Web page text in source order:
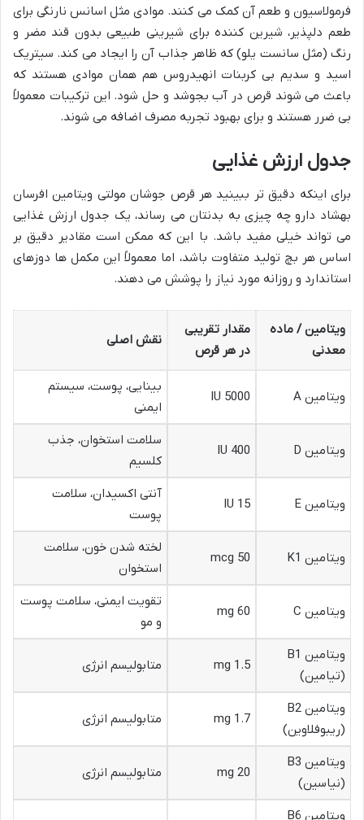
فرمولاسیون و طعم آن کمک می کنند. موادی مثل اسانس نارنگی برای
طعم دلپذیر، شیرین کننده برای شیرینی طبیعی بدون قند مضر و
رنگ (مثل سانست یلو) که ظاهر جذاب آن را ایجاد می کند. سیتریک
اسید و سدیم بی کربنات انهیدروس هم همان موادی هستند که
باعث می شوند قرص در آب بجوشد و حل شود. این ترکیبات معمولاً
بی ضرر هستند و برای بهبود تجربه مصرف اضافه می شوند.
جدول ارزش غذایی
برای اینکه دقیق تر ببینید هر قرص جوشان مولتی ویتامین افرسان
بهشاد دارو چه چیزی به بدنتان می رساند، یک جدول ارزش غذایی
می تواند خیلی مفید باشد. با این که ممکن است مقادیر دقیق بر
اساس هر بچ تولید متفاوت باشد، اما معمولاً این مکمل ها دوزهای
استاندارد و روزانه مورد نیاز را پوشش می دهند.
ویتامین / ماده
معدنی
مقدار تقریبی
در هر قرص
نقش اصلی
ویتامین A 5000 IU
بینایی، پوست، سیستم
ایمنی
ویتامین D 400 IU
سلامت استخوان، جذب
کلسیم
ویتامین E 15 IU
آنتی اکسیدان، سلامت
پوست
ویتامین K1 50 mcg
لخته شدن خون، سلامت
استخوان
ویتامین C 60 mg
تقویت ایمنی، سلامت پوست
و مو
ویتامین B1
(تیامین)
1.5 mg متابولیسم انرژی
ویتامین B2
(ریبوفلاوین)
1.7 mg متابولیسم انرژی
ویتامین B3
(نیاسین)
20 mg متابولیسم انرژی
ویتامین B6